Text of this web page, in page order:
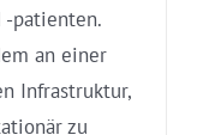
-patienten.
an einer
Infrastruktur,
zu